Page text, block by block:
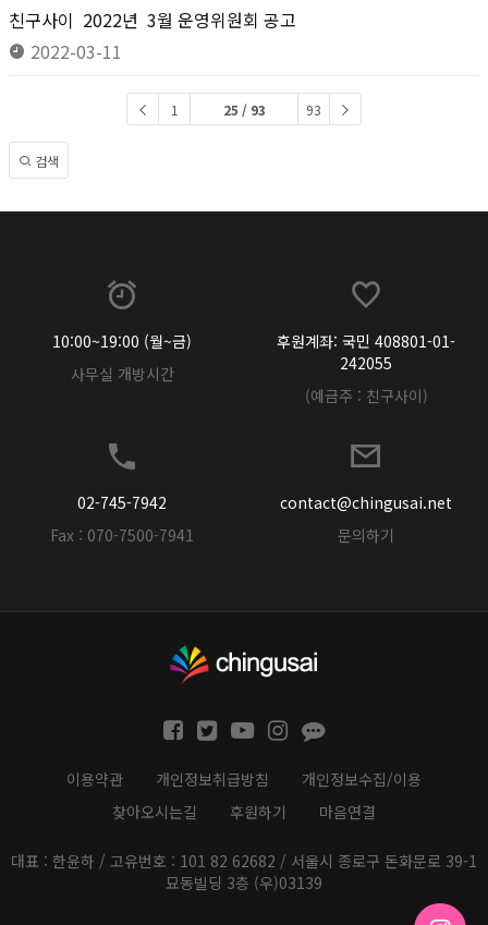
친구사이 2022년 3월 운영위원회 공고
2022-03-11
1 25 / 93 93
검색
10:00~19:00 (월~금)
사무실 개방시간
후원계좌: 국민 408801-01-
242055
(예금주 : 친구사이)
02-745-7942
Fax : 070-7500-7941
contact@chingusai.net
문의하기
이용약관 개인정보취급방침
개인정보수집/이용
찾아오시는길
후원하기 마음연결
대표 : 한윤하 / 고유번호 : 101 82 62682 / 서울시 종로구 돈화문로 39-1
묘동빌딩 3층 (우)03139